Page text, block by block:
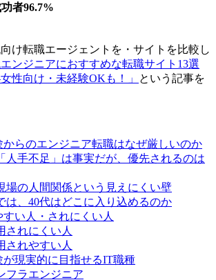
者96.7%
け転職エージェントを・サイトを比較し
エンジニアにおすすめな転職サイト13選
性向け・未経験OKも！」
という記事を
からのエンジニア転職はなぜ厳しいのか
手不足」は事実だが、優先されるのは
の人間関係という見えにくい壁
、40代はどこに入り込めるのか
い人・されにくい人
されにくい人
されやすい人
が現実的に目指せるIT職種
フラエンジニア